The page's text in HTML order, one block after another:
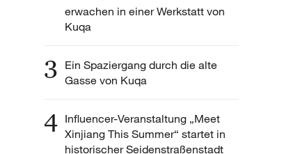
erwachen in einer Werkstatt von
Kuqa
3 Ein Spaziergang durch die alte
Gasse von Kuqa
4 Influencer-Veranstaltung „Meet
Xinjiang This Summer“ startet in
historischer Seidenstraßenstadt